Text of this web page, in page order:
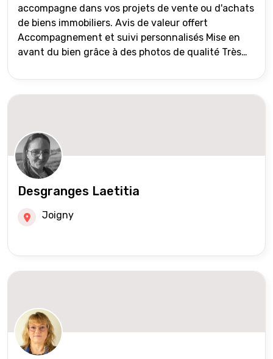
accompagne dans vos projets de vente ou d'achats
de biens immobiliers. Avis de valeur offert
Accompagnement et suivi personnalisés Mise en
avant du bien grâce à des photos de qualité Très
international) Validation du financement des
acquéreurs auprès de partenaires financiers
réseau Iad France et Iad Deutschland Inter agence
Desgranges Laetitia
Joigny